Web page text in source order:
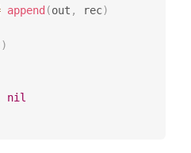
append (out , rec)
)
nil